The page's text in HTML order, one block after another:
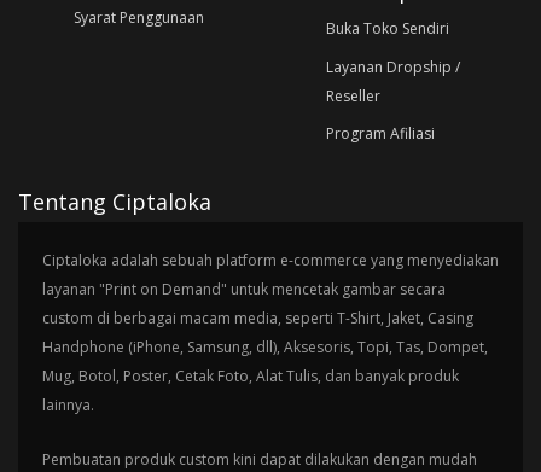
Syarat Penggunaan
Buka Toko Sendiri
Layanan Dropship /
Reseller
Program Afiliasi
Tentang Ciptaloka
Ciptaloka adalah sebuah platform e-commerce yang menyediakan
layanan "Print on Demand" untuk mencetak gambar secara
custom di berbagai macam media, seperti T-Shirt, Jaket, Casing
Handphone (iPhone, Samsung, dll), Aksesoris, Topi, Tas, Dompet,
Mug, Botol, Poster, Cetak Foto, Alat Tulis, dan banyak produk
lainnya.
Pembuatan produk custom kini dapat dilakukan dengan mudah